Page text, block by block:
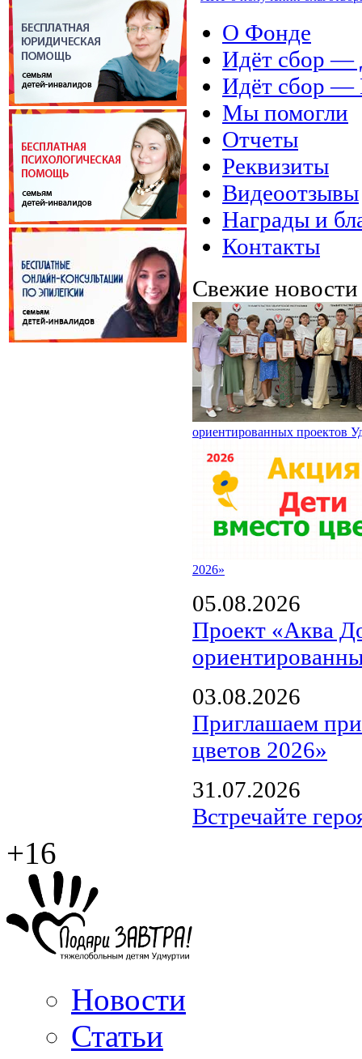
О Фонде
Идёт сбор
Идёт сбор
Мы помогли
Отчеты
Реквизиты
Видеоотзывы
Награды и
Контакты
Свежие
ориентированных проектов
2026»
05.08.2026
Проект «Аква
03.08.2026
Приглашаем
цветов 2026»
31.07.2026
Встречайте
+16
Новости
Статьи